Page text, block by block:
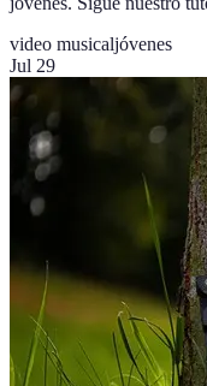
video musicaljóvenes
Jul 29